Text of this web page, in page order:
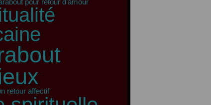
pour retour d’amour
retour affectif